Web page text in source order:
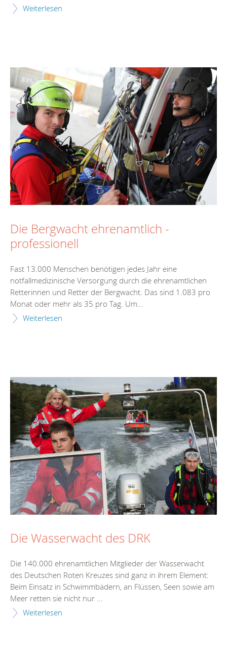
Weiterlesen
Die Bergwacht ehrenamtlich -
professionell
Fast 13.000 Menschen benötigen jedes Jahr eine
notfallmedizinische Versorgung durch die ehrenamtlichen
Retterinnen und Retter der Bergwacht. Das sind 1.083 pro
Monat oder mehr als 35 pro Tag. Um...
Weiterlesen
Die Wasserwacht des DRK
Die 140.000 ehrenamtlichen Mitglieder der Wasserwacht
des Deutschen Roten Kreuzes sind ganz in ihrem Element:
Beim Einsatz in Schwimmbädern, an Flüssen, Seen sowie am
Meer retten sie nicht nur ...
Weiterlesen